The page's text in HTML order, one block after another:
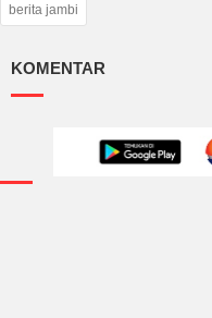
berita jambi
KOMENTAR